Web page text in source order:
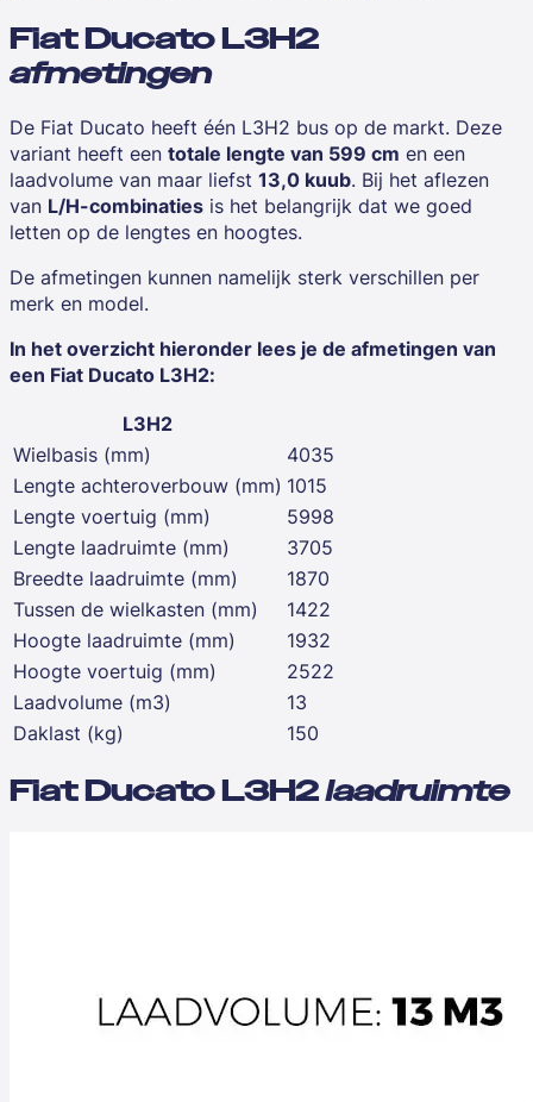
Fiat Ducato L3H2
afmetingen
De Fiat Ducato heeft één L3H2 bus op de markt. Deze
variant heeft een totale lengte van 599 cm en een
laadvolume van maar liefst 13,0 kuub. Bij het aflezen
van L/H-combinaties is het belangrijk dat we goed
letten op de lengtes en hoogtes.
De afmetingen kunnen namelijk sterk verschillen per
merk en model.
In het overzicht hieronder lees je de afmetingen van
een Fiat Ducato L3H2:
L3H2
Wielbasis (mm)
4035
Lengte achteroverbouw (mm) 1015
Lengte voertuig (mm)
5998
Lengte laadruimte (mm)
3705
Breedte laadruimte (mm)
1870
Tussen de wielkasten (mm)
1422
Hoogte laadruimte (mm)
1932
Hoogte voertuig (mm)
2522
Laadvolume (m3)
13
Daklast (kg)
150
Fiat Ducato L3H2laadruimte